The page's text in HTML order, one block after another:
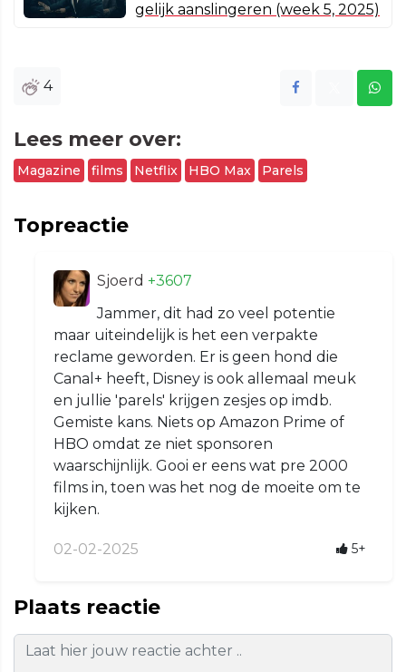
gelijk aanslingeren (week 5, 2025)
4
Lees meer over:
Magazine films Netflix HBO Max Parels
Topreactie
Sjoerd +3607
Jammer, dit had zo veel potentie
maar uiteindelijk is het een verpakte
reclame geworden. Er is geen hond die
Canal+ heeft, Disney is ook allemaal meuk
en jullie 'parels' krijgen zesjes op imdb.
Gemiste kans. Niets op Amazon Prime of
HBO omdat ze niet sponsoren
waarschijnlijk. Gooi er eens wat pre 2000
films in, toen was het nog de moeite om te
kijken.
02-02-2025 5+
Plaats reactie